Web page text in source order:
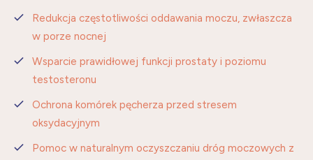
Redukcja częstotliwości oddawania moczu, zwłaszcza
w porze nocnej
Wsparcie prawidłowej funkcji prostaty i poziomu
testosteronu
Ochrona komórek pęcherza przed stresem
oksydacyjnym
Pomoc w naturalnym oczyszczaniu dróg moczowych z